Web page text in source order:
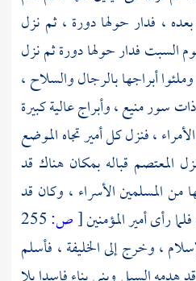
، فدار حولها دورة ، ثم نزل
السبت فدار حولها دورة ثم نزل
أبراجها بالرجال والسلاح ،
سور منيع ، وأبراج عالية كبيرة
، فنزل كل أمير تجاه الموضع
المعتصم قباله بمكان هناك قد
المسلمين الأسراء ، وكان قد
رأى أمير المؤمنين[ص:255
، وخرج إلى الخليفة ، فأسلم